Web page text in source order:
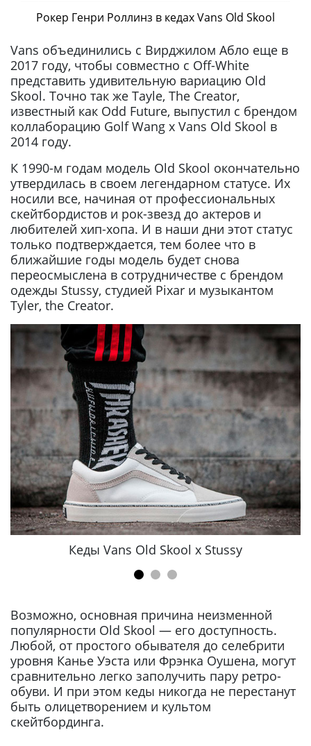
Рокер Генри Роллинз в кедах Vans Old Skool
Vans объединились с Вирджилом Абло еще в
2017 году, чтобы совместно с Off-White
представить удивительную вариацию Old
Skool. Точно так же Tayle, The Creator,
известный как Odd Future, выпустил с брендом
коллаборацию Golf Wang x Vans Old Skool в
2014 году.
К 1990-м годам модель Old Skool окончательно
утвердилась в своем легендарном статусе. Их
носили все, начиная от профессиональных
скейтбордистов и рок-звезд до актеров и
любителей хип-хопа. И в наши дни этот статус
только подтверждается, тем более что в
ближайшие годы модель будет снова
переосмыслена в сотрудничестве с брендом
одежды Stussy, студией Pixar и музыкантом
Tyler, the Creator.
Кеды Vans Old Skool x Stussy
Возможно, основная причина неизменной
популярности Old Skool — его доступность.
Любой, от простого обывателя до селебрити
уровня Канье Уэста или Фрэнка Оушена, могут
сравнительно легко заполучить пару ретро-
обуви. И при этом кеды никогда не перестанут
быть олицетворением и культом
скейтбординга.